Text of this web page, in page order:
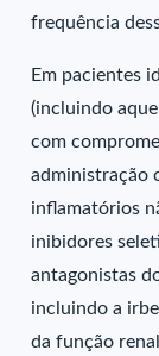
frequência
Em pacientes
(incluindo
com
administração
inflamatórios
inibidores
antagonistas
incluindo a
da função